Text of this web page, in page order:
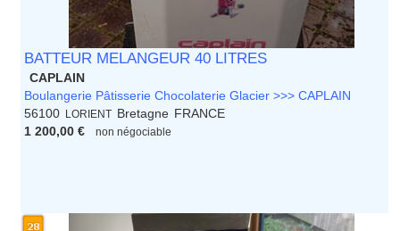
BATTEUR MELANGEUR 40 LITRES
CAPLAIN
Boulangerie Pâtisserie Chocolaterie Glacier >>> CAPLAIN
56100
LORIENT Bretagne FRANCE
1 200,00 €
non négociable